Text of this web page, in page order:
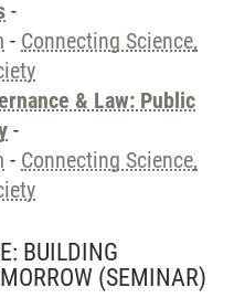
-
- Connecting Science,
& Law: Public
-
- Connecting Science,
BUILDING
(SEMINAR)